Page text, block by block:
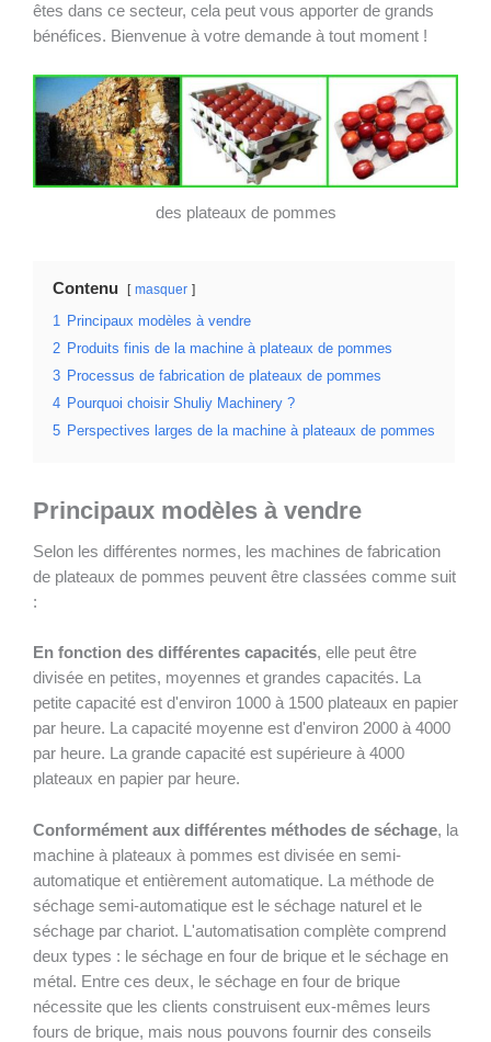
êtes dans ce secteur, cela peut vous apporter de grands
bénéfices. Bienvenue à votre demande à tout moment !
des plateaux de pommes
Contenu masquer
1
Principaux modèles à vendre
2 Produits finis de la machine à plateaux de pommes
3 Processus de fabrication de plateaux de pommes
4 Pourquoi choisir Shuliy Machinery ?
5 Perspectives larges de la machine à plateaux de pommes
Principaux modèles à vendre
Selon les différentes normes, les machines de fabrication
de plateaux de pommes peuvent être classées comme suit
:
En fonction des différentes capacités, elle peut être
divisée en petites, moyennes et grandes capacités. La
petite capacité est d'environ 1000 à 1500 plateaux en papier
par heure. La capacité moyenne est d'environ 2000 à 4000
par heure. La grande capacité est supérieure à 4000
plateaux en papier par heure.
Conformément aux différentes méthodes de séchage, la
machine à plateaux à pommes est divisée en semi-
automatique et entièrement automatique. La méthode de
séchage semi-automatique est le séchage naturel et le
séchage par chariot. L'automatisation complète comprend
deux types : le séchage en four de brique et le séchage en
métal. Entre ces deux, le séchage en four de brique
nécessite que les clients construisent eux-mêmes leurs
fours de brique, mais nous pouvons fournir des conseils